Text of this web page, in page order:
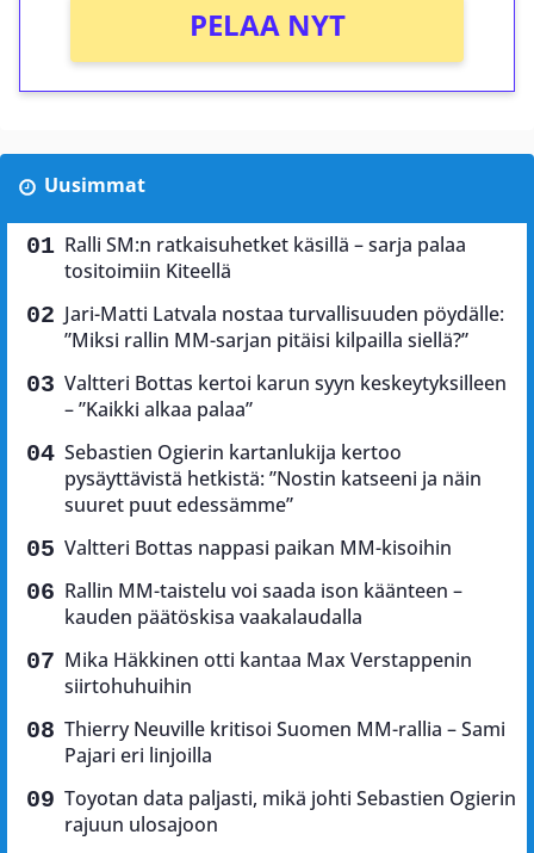
PELAA NYT
Uusimmat
Ralli SM:n ratkaisuhetket käsillä – sarja palaa
tositoimiin Kiteellä
Jari-Matti Latvala nostaa turvallisuuden pöydälle:
”Miksi rallin MM-sarjan pitäisi kilpailla siellä?”
Valtteri Bottas kertoi karun syyn keskeytyksilleen
– ”Kaikki alkaa palaa”
Sebastien Ogierin kartanlukija kertoo
pysäyttävistä hetkistä: ”Nostin katseeni ja näin
suuret puut edessämme”
Valtteri Bottas nappasi paikan MM-kisoihin
Rallin MM-taistelu voi saada ison käänteen –
kauden päätöskisa vaakalaudalla
Mika Häkkinen otti kantaa Max Verstappenin
siirtohuhuihin
Thierry Neuville kritisoi Suomen MM-rallia – Sami
Pajari eri linjoilla
Toyotan data paljasti, mikä johti Sebastien Ogierin
rajuun ulosajoon